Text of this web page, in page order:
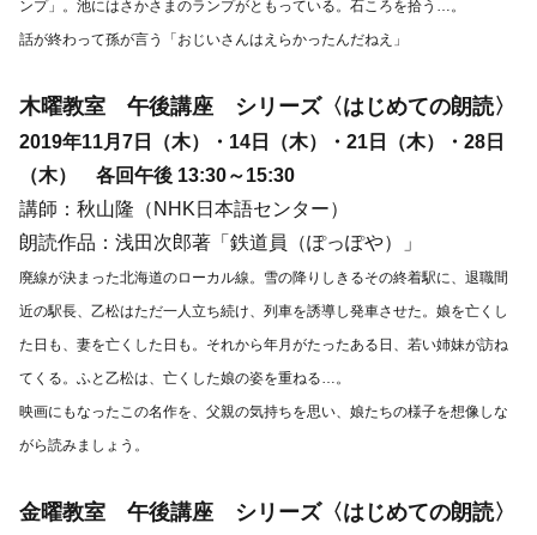
ンプ」。池にはさかさまのランプがともっている。石ころを拾う…。
話が終わって孫が言う「おじいさんはえらかったんだねえ」
木曜教室 午後講座 シリーズ〈はじめての朗読〉
2019年11月7 日（木）・14日（木）・21日（木）・28日
（木） 各回午後 13:30～15:30
講師：秋山隆（NHK日本語センター）
朗読作品：浅田次郎著「鉄道員（ぽっぽや）」
廃線が決まった北海道のローカル線。雪の降りしきるその終着駅に、退職間
近の駅長、乙松はただ一人立ち続け、列車を誘導し発車させた。娘を亡くし
た日も、妻を亡くした日も。それから年月がたったある日、若い姉妹が訪ね
てくる。ふと乙松は、亡くした娘の姿を重ねる…。
映画にもなったこの名作を、父親の気持ちを思い、娘たちの様子を想像しな
がら読みましょう。
金曜教室 午後講座 シリーズ〈はじめての朗読〉